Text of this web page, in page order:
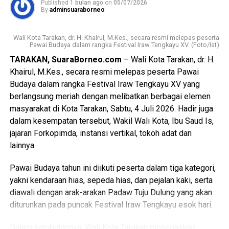
kesejahteraan bagi seluruh masyarakatnya.
Pariwisata Republik Indonesia, perwakilan Pemerintah
kabupaten lainnya, unsur Forkopimda, tokoh adat, tokoh
masyarakat, serta tamu undangan lainnya. [Adv/Mandu]
Views: 73
Bagikan ke
WhatsApp
Messenger 0 Twitter/X 0
Published 1 bulan ago on 05/07/2026
By adminsuaraborneo
Wali Kota Tarakan, dr. H. Khairul, M.Kes., secara resmi melepas peserta
Pawai Budaya dalam rangka Festival Iraw Tengkayu XV. (Foto/Ist)
TARAKAN, SuaraBorneo.com – Wali Kota Tarakan, dr. H.
Khairul, M.Kes., secara resmi melepas peserta Pawai
Budaya dalam rangka Festival Iraw Tengkayu XV yang
berlangsung meriah dengan melibatkan berbagai elemen
masyarakat di Kota Tarakan, Sabtu, 4 Juli 2026. Hadir juga
dalam kesempatan tersebut, Wakil Wali Kota, Ibu Saud Is,
jajaran Forkopimda, instansi vertikal, tokoh adat dan
lainnya.
Pawai Budaya tahun ini diikuti peserta dalam tiga kategori,
yakni kendaraan hias, sepeda hias, dan pejalan kaki, serta
diawali dengan arak-arakan Padaw Tuju Dulung yang akan
diturunkan pada puncak Festival Iraw Tengkayu esok hari.